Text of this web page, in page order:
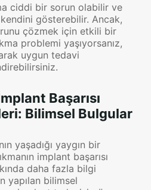
ciddi bir sorun olabilir ve
gösterebilir. Ancak,
çözmek için etkili bir
problemi yaşıyorsanız,
uygun tedavi
Başarısı
Bilimsel Bulgular
yaşadığı yaygın bir
implant başarısı
daha fazla bilgi
yapılan bilimsel